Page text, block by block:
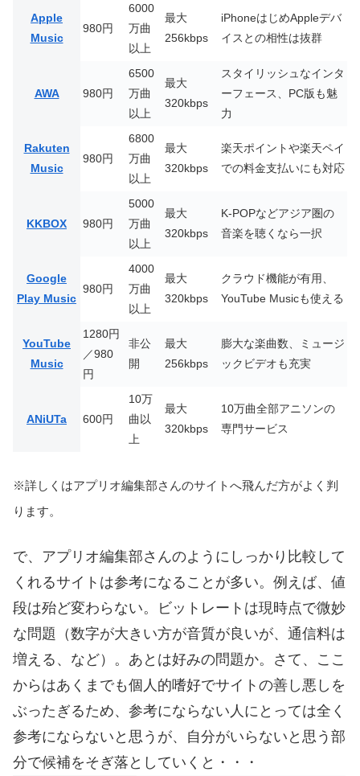
Apple
Music
980円
6000
万曲
以上
最大
256kbps
iPhoneはじめAppleデバ
イスとの相性は抜群
AWA 980円
6500
万曲
以上
最大
320kbps
スタイリッシュなインタ
ーフェース、PC版も魅
力
Rakuten
Music
980円
6800
万曲
以上
最大
320kbps
楽天ポイントや楽天ペイ
での料金支払いにも対応
KKBOX 980円
5000
万曲
以上
最大
320kbps
K-POPなどアジア圏の
音楽を聴くなら一択
Google
Play Music
980円
4000
万曲
以上
最大
320kbps
クラウド機能が有用、
YouTube Musicも使える
YouTube
Music
1280円
／980
円
非公
開
最大
256kbps
膨大な楽曲数、ミュージ
ックビデオも充実
ANiUTa 600円
10万
曲以
上
最大
320kbps
10万曲全部アニソンの
専門サービス
※詳しくはアプリオ編集部さんのサイトへ飛んだ方がよく判
ります。
で、アプリオ編集部さんのようにしっかり比較して
くれるサイトは参考になることが多い。例えば、値
段は殆ど変わらない。ビットレートは現時点で微妙
な問題（数字が大きい方が音質が良いが、通信料は
増える、など）。あとは好みの問題か。さて、ここ
からはあくまでも個人的嗜好でサイトの善し悪しを
ぶったぎるため、参考にならない人にとっては全く
参考にならないと思うが、自分がいらないと思う部
分で候補をそぎ落としていくと・・・